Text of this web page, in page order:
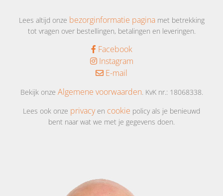
Lees altijd onze bezorginformatie paginamet betrekking
tot vragen over bestellingen, betalingen en leveringen.
Facebook
Instagram
E-mail
Bekijk onze Algemene voorwaarden. KvK nr.: 18068338.
Lees ook onze privacyen cookie policy als je benieuwd
bent naar wat we met je gegevens doen.